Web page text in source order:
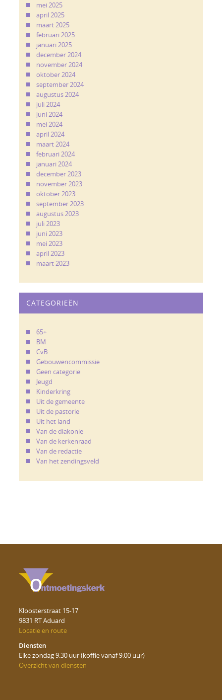
mei 2025
april 2025
maart 2025
februari 2025
januari 2025
december 2024
november 2024
oktober 2024
september 2024
augustus 2024
juli 2024
juni 2024
mei 2024
april 2024
maart 2024
februari 2024
januari 2024
december 2023
november 2023
oktober 2023
september 2023
augustus 2023
juli 2023
juni 2023
mei 2023
april 2023
maart 2023
CATEGORIEËN
65+
BM
CvB
Gebouwencommissie
Geen categorie
Jeugd
Kinderkring
Uit de gemeente
Uit de pastorie
Uit het land
Van de diakonie
Van de kerkenraad
Van de redactie
Van het zendingsveld
Kloosterstraat 15-17
9831 RT Aduard
Locatie en route
Diensten
Elke zondag 9:30 uur (koffie vanaf 9:00 uur)
Overzicht van diensten